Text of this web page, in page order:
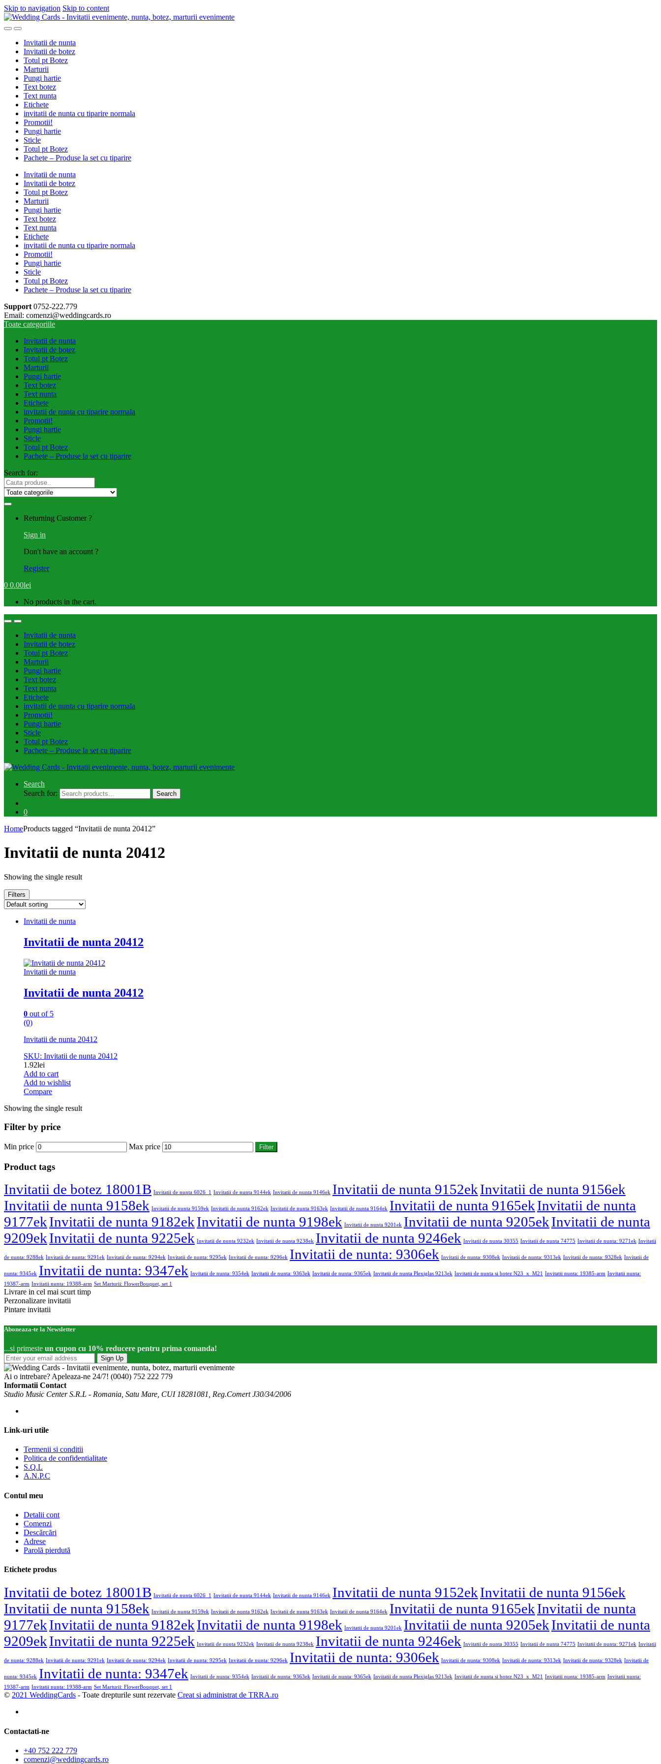
Skip to navigation Skip to content
Invitatii de nunta
Invitatii de botez
Totul pt Botez
Marturii
Pungi hartie
Text botez
Text nunta
Etichete
invitatii de nunta cu tiparire normala
Promotii!
Pungi hartie
Sticle
Totul pt Botez
Pachete – Produse la set cu tiparire
Invitatii de nunta
Invitatii de botez
Totul pt Botez
Marturii
Pungi hartie
Text botez
Text nunta
Etichete
invitatii de nunta cu tiparire normala
Promotii!
Pungi hartie
Sticle
Totul pt Botez
Pachete – Produse la set cu tiparire
Support 0752-222.779
Email: comenzi@weddingcards.ro
Toate categoriile
Invitatii de nunta
Invitatii de botez
Totul pt Botez
Marturii
Pungi hartie
Text botez
Text nunta
Etichete
invitatii de nunta cu tiparire normala
Promotii!
Pungi hartie
Sticle
Totul pt Botez
Pachete – Produse la set cu tiparire
Search for:
Returning Customer ?
Sign in
Don't have an account ?
Register
0 0.00lei
No products in the cart.
Invitatii de nunta
Invitatii de botez
Totul pt Botez
Marturii
Pungi hartie
Text botez
Text nunta
Etichete
invitatii de nunta cu tiparire normala
Promotii!
Pungi hartie
Sticle
Totul pt Botez
Pachete – Produse la set cu tiparire
Search
Search for:
Search
0
HomeProducts tagged “Invitatii de nunta 20412”
Invitatii de nunta 20412
Showing the single result
Filters
Invitatii de nunta
Invitatii de nunta 20412
Invitatii de nunta
Invitatii de nunta 20412
0 out of 5
(0)
Invitatii de nunta 20412
SKU: Invitatii de nunta 20412
1.92lei
Add to cart
Add to wishlist
Compare
Showing the single result
Filter by price
Min price Max price Filter
Product tags
Invitatii de botez 18001B Invitatii de nunta 6026_1 Invitatii de nunta 9144ek Invitatii de nunta 9146ek Invitatii de nunta 9152ekInvitatii de nunta 9156ek
Invitatii de nunta 9158ek Invitatii de nunta 9159ek Invitatii de nunta 9162ek Invitatii de nunta 9163ek Invitatii de nunta 9164ek Invitatii de nunta 9165ekInvitatii de nunta
9177ekInvitatii de nunta 9182ekInvitatii de nunta 9198ek Invitatii de nunta 9201ek Invitatii de nunta 9205ekInvitatii de nunta
9209ekInvitatii de nunta 9225ek Invitatii de nunta 9232ek Invitatii de nunta 9238ek Invitatii de nunta 9246ek Invitatii de nunta 30355 Invitatii de nunta 74775 Invitatii de nunta: 9271ek Invitatii
de nunta: 9288ek Invitatii de nunta: 9291ek Invitatii de nunta: 9294ek Invitatii de nunta: 9295ek Invitatii de nunta: 9296ek Invitatii de nunta: 9306ek Invitatii de nunta: 9308ek Invitatii de nunta: 9313ek Invitatii de nunta: 9328ek Invitatii de
nunta: 9345ek Invitatii de nunta: 9347ek Invitatii de nunta: 9354ek Invitatii de nunta: 9363ek Invitatii de nunta: 9365ek Invitatii de nunta Plexiglas 9213ek Invitatii de nunta si botez N23_x_M21 Invitatii nunta: 19385-arm Invitatii nunta:
19387-arm Invitatii nunta: 19388-arm Set Marturii: FlowerBouquet, set 1
Livrare in cel mai scurt timp
Perzonalizare invitatii
Pintare invitatii
Aboneaza-te la Newsletter
...si primeste un cupon cu 10% reducere pentru prima comanda!
Sign Up
Ai o intrebare? Apeleaza-ne 24/7! (0040) 752 222 779
Informatii Contact
Studio Music Center S.R.L - Romania, Satu Mare, CUI 18281081, Reg.Comert J30/34/2006
Link-uri utile
Termenii si conditii
Politica de confidentialitate
S.Q.L
A.N.P.C
Contul meu
Detalii cont
Comenzi
Descărcări
Adrese
Parolă pierdută
Etichete produs
Invitatii de botez 18001B Invitatii de nunta 6026_1 Invitatii de nunta 9144ek Invitatii de nunta 9146ek Invitatii de nunta 9152ekInvitatii de nunta 9156ek
Invitatii de nunta 9158ek Invitatii de nunta 9159ek Invitatii de nunta 9162ek Invitatii de nunta 9163ek Invitatii de nunta 9164ek Invitatii de nunta 9165ekInvitatii de nunta
9177ekInvitatii de nunta 9182ekInvitatii de nunta 9198ek Invitatii de nunta 9201ek Invitatii de nunta 9205ekInvitatii de nunta
9209ekInvitatii de nunta 9225ek Invitatii de nunta 9232ek Invitatii de nunta 9238ek Invitatii de nunta 9246ek Invitatii de nunta 30355 Invitatii de nunta 74775 Invitatii de nunta: 9271ek Invitatii
de nunta: 9288ek Invitatii de nunta: 9291ek Invitatii de nunta: 9294ek Invitatii de nunta: 9295ek Invitatii de nunta: 9296ek Invitatii de nunta: 9306ek Invitatii de nunta: 9308ek Invitatii de nunta: 9313ek Invitatii de nunta: 9328ek Invitatii de
nunta: 9345ek Invitatii de nunta: 9347ek Invitatii de nunta: 9354ek Invitatii de nunta: 9363ek Invitatii de nunta: 9365ek Invitatii de nunta Plexiglas 9213ek Invitatii de nunta si botez N23_x_M21 Invitatii nunta: 19385-arm Invitatii nunta:
19387-arm Invitatii nunta: 19388-arm Set Marturii: FlowerBouquet, set 1
© 2021 WeddingCards - Toate drepturile sunt rezervate Creat si administrat de TRRA.ro
Contactati-ne
+40 752 222 779
comenzi@weddingcards.ro